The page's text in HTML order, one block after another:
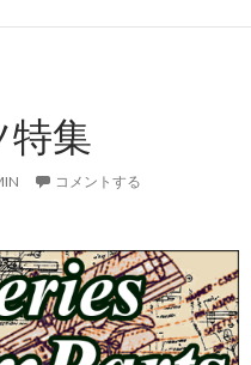
特集
コメントする